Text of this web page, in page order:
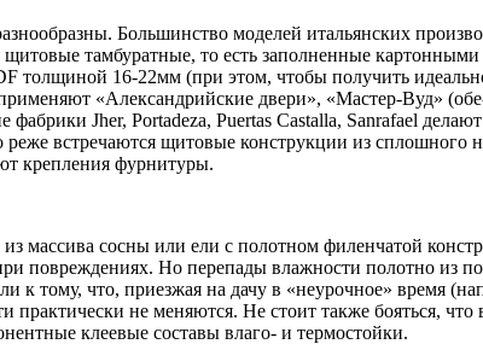
Большинство моделей итальянских
тамбуратные, то есть заполненные
толщиной 16-22мм (при этом, чтобы получить
«Александрийские двери», «Мастер-Вуд»
фабрики Jher, Portadeza, Puertas Castalla, Sanrafael
встречаются щитовые конструкции из
крепления фурнитуры.
массива сосны или ели с полотном филенчатой
повреждениях. Но перепады влажности полотно из
тому, что, приезжая на дачу в «неурочное» время
не меняются. Не стоит также бояться,
клеевые составы влаго- и термостойки.